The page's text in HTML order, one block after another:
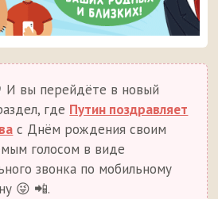
И вы перейдёте в новый
где Путин поздравляет
с Днём рождения своим
голосом в виде
звонка по мобильному
😜 📲.